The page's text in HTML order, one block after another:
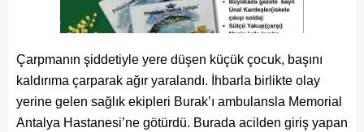
Çarpmanın şiddetiyle yere düşen küçük çocuk, başını
kaldırıma çarparak ağır yaralandı. İhbarla birlikte olay
yerine gelen sağlık ekipleri Burak’ı ambulansla Memorial
Antalya Hastanesi’ne götürdü. Burada acilden giriş yapan